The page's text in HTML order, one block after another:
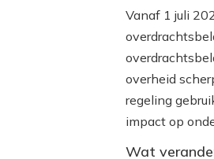
Vanaf 1 juli
overheid
regeling
impact op
Wat